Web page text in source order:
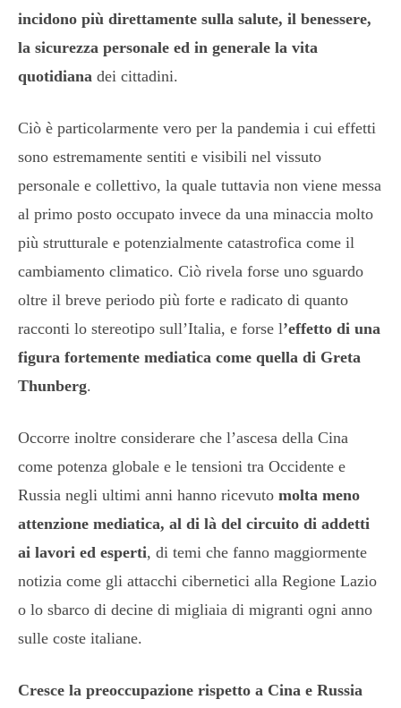
incidono più direttamente sulla salute, il benessere,
la sicurezza personale ed in generale la vita
quotidiana dei cittadini.
Ciò è particolarmente vero per la pandemia i cui effetti
sono estremamente sentiti e visibili nel vissuto
personale e collettivo, la quale tuttavia non viene messa
al primo posto occupato invece da una minaccia molto
più strutturale e potenzialmente catastrofica come il
cambiamento climatico. Ciò rivela forse uno sguardo
oltre il breve periodo più forte e radicato di quanto
racconti lo stereotipo sull’Italia, e forse l’effetto di una
figura fortemente mediatica come quella di Greta
Thunberg.
Occorre inoltre considerare che l’ascesa della Cina
come potenza globale e le tensioni tra Occidente e
Russia negli ultimi anni hanno ricevuto molta meno
attenzione mediatica, al di là del circuito di addetti
ai lavori ed esperti, di temi che fanno maggiormente
notizia come gli attacchi cibernetici alla Regione Lazio
o lo sbarco di decine di migliaia di migranti ogni anno
sulle coste italiane.
Cresce la preoccupazione rispetto a Cina e Russia